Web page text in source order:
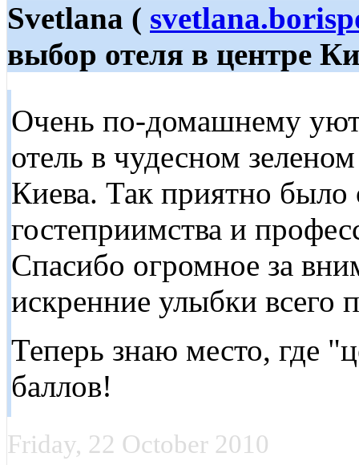
Svetlana (
выбор отеля в центре
Очень по-домашнему
отель в чудесном
Киева. Так приятно
гостеприимства и
Спасибо огромное за
искренние улыбки всего
Теперь знаю место, где
баллов!
Friday, 22 October 2010